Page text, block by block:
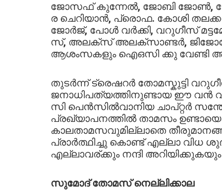
ജോസഫ് കുന്നേൽ, ജോബി ജോൺ,
ര ചെറിയാൻ, പ്രൊഫ. കോശി
ജോർജ്, പോൾ വർക്കി, വറുഗീസ്
സ്, അലക്സ് അലക്സാണ്ടർ,
ആശംസകളും ഐഒസി ക്കു വേണ്ടി
തുടർന്ന് ട്രെഷറർ തോമസ്കുട്ടി
ജനാധിപത്യത്തിനുണ്ടായ ഈ വൻ
സി പെൻസിൽവാനിയ ചാപ്റ്റർ
പ്രഖ്യാപനത്തിൽ താമസം
കാലതാമസവുമില്ലാതെ
പ്രാർത്ഥിച്ചു കൊണ്ട് എല്ലാ വിധ
എല്ലാവര്ക്കും നന്ദി
സുമോദ് തോമസ് നെല്ലിക്കാല